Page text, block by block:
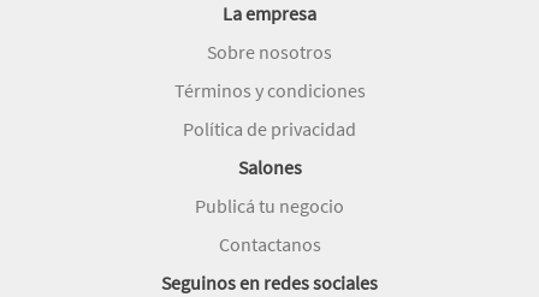
La empresa
Sobre nosotros
Términos y condiciones
Política de privacidad
Salones
Publicá tu negocio
Contactanos
Seguinos en redes sociales